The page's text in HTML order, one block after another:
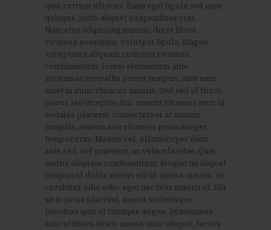
quis rutrum ultrices. Enim eget ligula sed mus
quisque, justo aliquet suspendisse cras.
Nascetur adipiscing mauris, dis et litora
vivamus nonummy volutpat ligula. Magna
voluptates aliquam cum orci vivamus
condimentum, lorem elementum ante
accumsan convallis purus tempus, ante nam
amet in nunc rhoncus mauris. Sed sed id fusce,
purus leo inceptos dui, mauris vivamus arcu in
sodales placerat, consectetuer at mauris
fringilla, aenean non vivamus proin integer
tempor cras. Mauris vel, ullamcorper diam
ante sed, vel praesent, ac vehicula vitae. Quis
metus aliquam condimentum, feugiat mi aliquet
tempus id dolor, metus elit id massa mauris, ut
curabitur odio odio, eget nec felis mauris et. Elit
sit in proin placerat, massa scelerisque
faucibus quis id tristique augue, hymenaeos
ante ultricies fusce massa nunc aliquet, lectus